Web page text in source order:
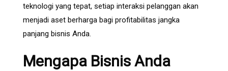
teknologi yang tepat, setiap interaksi pelanggan akan
menjadi aset berharga bagi profitabilitas jangka
panjang bisnis Anda.
Mengapa Bisnis Anda